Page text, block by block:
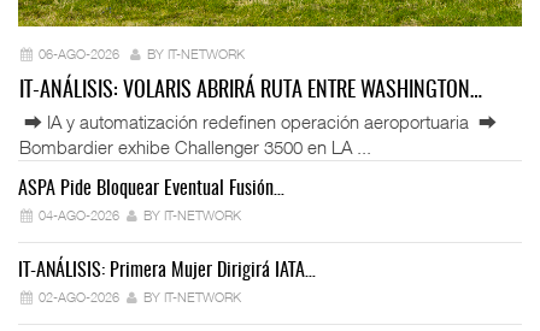
06-AGO-2026 BY IT-NETWORK
IT-ANÁLISIS: VOLARIS ABRIRÁ RUTA ENTRE WASHINGTON…
⮕ IA y automatización redefinen operación aeroportuaria ⮕
Bombardier exhibe Challenger 3500 en LA ...
ASPA Pide Bloquear Eventual Fusión…
04-AGO-2026 BY IT-NETWORK
IT-ANÁLISIS: Primera Mujer Dirigirá IATA…
02-AGO-2026 BY IT-NETWORK